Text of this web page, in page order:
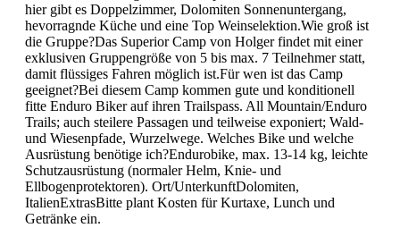
hier gibt es Doppelzimmer, Dolomiten Sonnenuntergang,
hevorragnde Küche und eine Top Weinselektion.Wie groß ist
die Gruppe?Das Superior Camp von Holger findet mit einer
exklusiven Gruppengröße von 5 bis max. 7 Teilnehmer statt,
damit flüssiges Fahren möglich ist.Für wen ist das Camp
geeignet?Bei diesem Camp kommen gute und konditionell
fitte Enduro Biker auf ihren Trailspass. All Mountain/Enduro
Trails; auch steilere Passagen und teilweise exponiert; Wald-
und Wiesenpfade, Wurzelwege. Welches Bike und welche
Ausrüstung benötige ich?Endurobike, max. 13-14 kg, leichte
Schutzausrüstung (normaler Helm, Knie- und
Ellbogenprotektoren). Ort/UnterkunftDolomiten,
ItalienExtrasBitte plant Kosten für Kurtaxe, Lunch und
Getränke ein.